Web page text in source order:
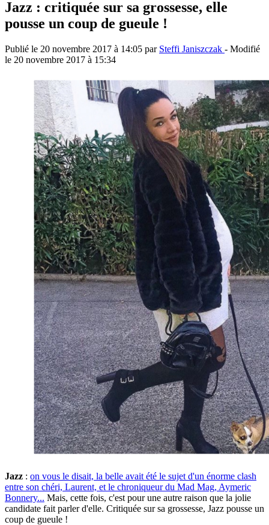
Jazz : critiquée sur sa grossesse, elle
pousse un coup de gueule !
Publié le 20 novembre 2017 à 14:05 par Steffi Janiszczak - Modifié
le 20 novembre 2017 à 15:34
Jazz : on vous le disait, la belle avait été le sujet d'un énorme clash
entre son chéri, Laurent, et le chroniqueur du Mad Mag, Aymeric
Bonnery... Mais, cette fois, c'est pour une autre raison que la jolie
candidate fait parler d'elle. Critiquée sur sa grossesse, Jazz pousse un
coup de gueule !